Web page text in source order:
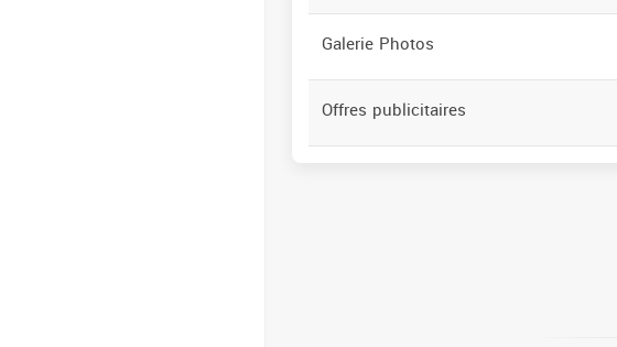
Galerie Photos
Offres publicitaires